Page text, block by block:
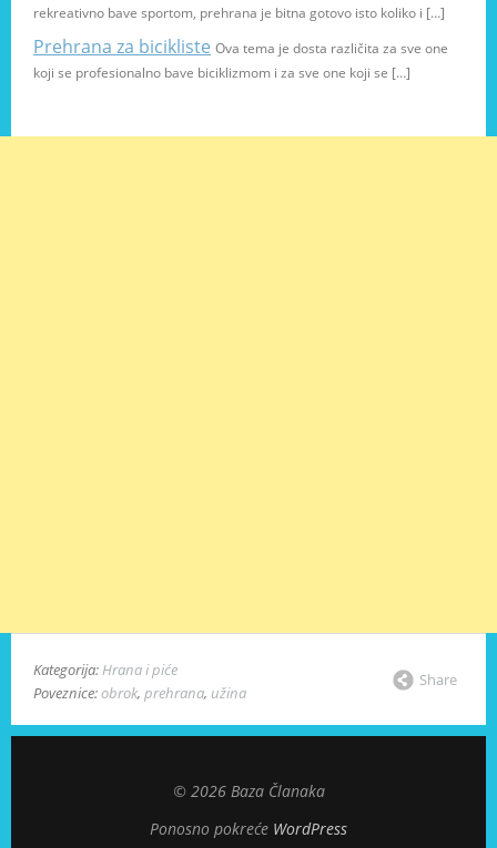
rekreativno bave sportom, prehrana je bitna gotovo isto koliko i […]
Prehrana za bicikliste Ova tema je dosta različita za sve one
koji se profesionalno bave biciklizmom i za sve one koji se […]
Kategorija: Hrana i piće
Poveznice:obrok, prehrana, užina
Share
© 2026 Baza Članaka
Ponosno pokreće WordPress